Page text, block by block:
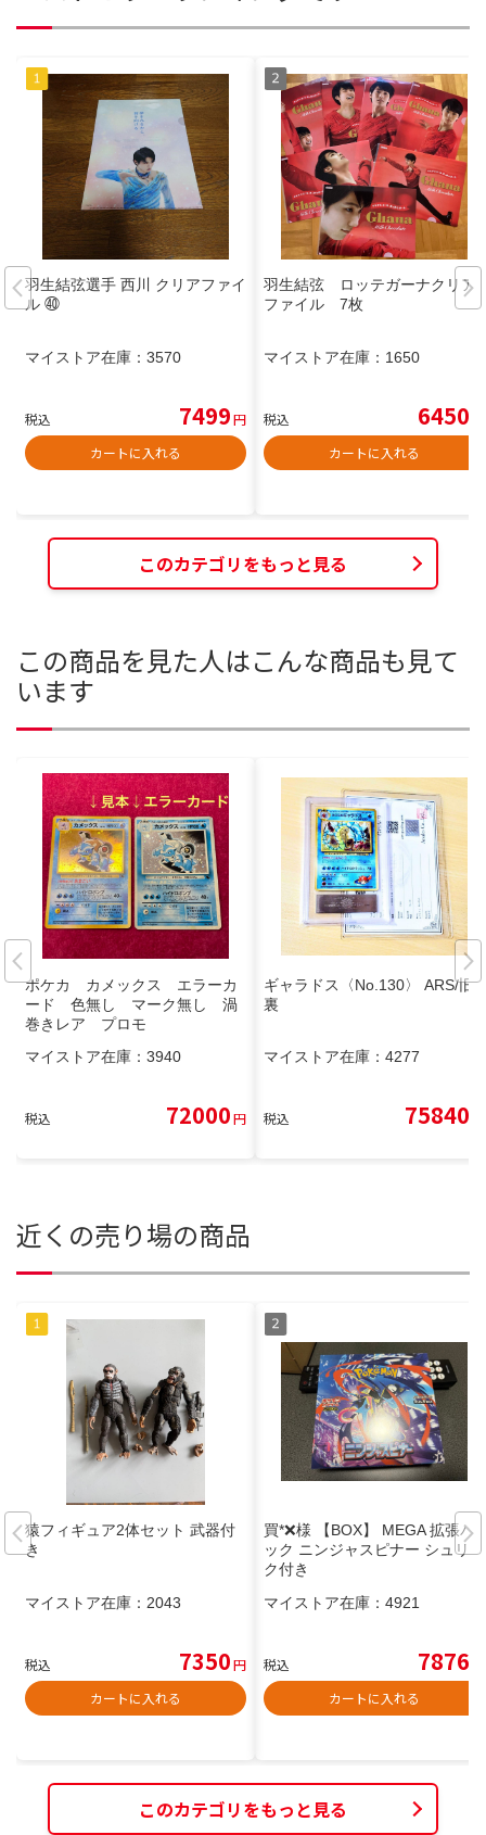
羽生結弦選手 西川 クリアファイ
ル ㊵
マイストア在庫： 3570
税込 7499円
カートに入れる
羽生結弦 ロッテガーナクリア
ファイル 7枚
マイストア在庫： 1650
税込 6450
カートに入れる
このカテゴリをもっと見る
この商品を見た人はこんな商品も見て
います
ポケカ カメックス エラーカ
ード 色無し マーク無し 渦
巻きレア プロモ
マイストア在庫： 3940
税込 72000円
ギャラドス〈No.130〉 ARS/旧
裏
マイストア在庫： 4277
税込 75840
近くの売り場の商品
猿フィギュア2体セット 武器付
き
マイストア在庫： 2043
税込 7350円
カートに入れる
買*❌様 【BOX】 MEGA 拡張パ
ック ニンジャスピナー シュリン
ク付き
マイストア在庫： 4921
税込 7876
カートに入れる
このカテゴリをもっと見る